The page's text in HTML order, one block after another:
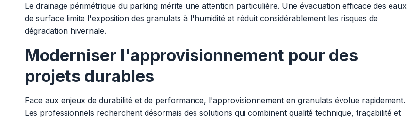
Le drainage périmétrique du parking mérite une attention particulière. Une évacuation efficace des eaux
de surface limite l'exposition des granulats à l'humidité et réduit considérablement les risques de
dégradation hivernale.
Moderniser l'approvisionnement pour des
projets durables
Face aux enjeux de durabilité et de performance, l'approvisionnement en granulats évolue rapidement.
Les professionnels recherchent désormais des solutions qui combinent qualité technique, traçabilité et